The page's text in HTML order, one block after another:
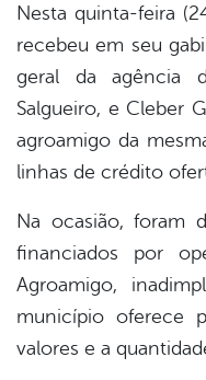
Nesta quinta-feira
recebeu em seu
geral da agência
Salgueiro, e Cleber
agroamigo da
linhas de crédito
Na ocasião, foram
financiados por
Agroamigo,
município oferece
valores e a